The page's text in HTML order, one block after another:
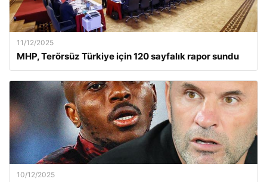
11/12/2025
MHP, Terörsüz Türkiye için 120 sayfalık rapor sundu
10/12/2025